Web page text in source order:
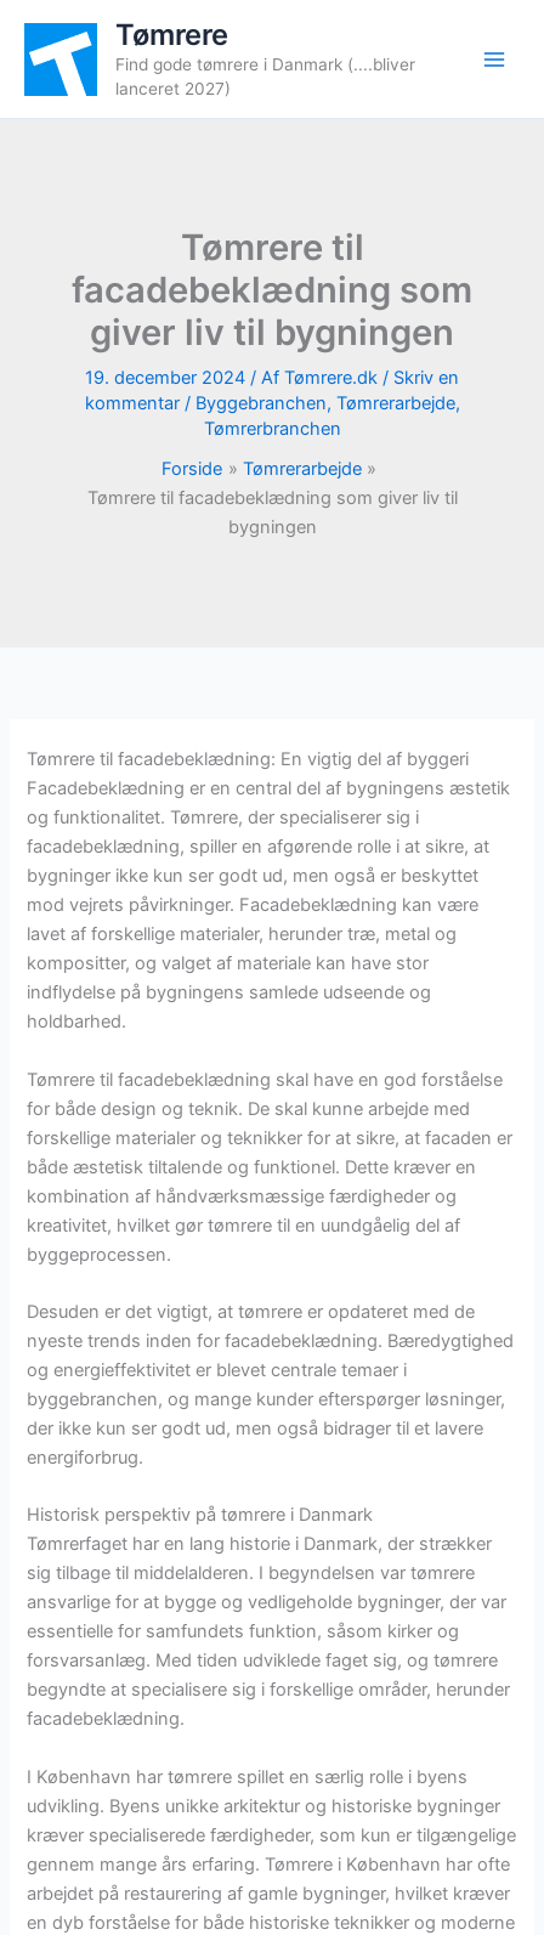
indholdet
Tømrere
Find gode tømrere i Danmark (....bliver
lanceret 2027)
Tømrere til
facadebeklædning som
giver liv til bygningen
19. december 2024 / Af Tømrere.dk / Skriv en
kommentar / Byggebranchen, Tømrerarbejde,
Tømrerbranchen
Forside
Tømrerarbejde
Tømrere til facadebeklædning som giver liv til
bygningen
Tømrere til facadebeklædning: En vigtig del af byggeri
Facadebeklædning er en central del af bygningens æstetik
og funktionalitet. Tømrere, der specialiserer sig i
facadebeklædning, spiller en afgørende rolle i at sikre, at
bygninger ikke kun ser godt ud, men også er beskyttet
mod vejrets påvirkninger. Facadebeklædning kan være
lavet af forskellige materialer, herunder træ, metal og
kompositter, og valget af materiale kan have stor
indflydelse på bygningens samlede udseende og
holdbarhed.
Tømrere til facadebeklædning skal have en god forståelse
for både design og teknik. De skal kunne arbejde med
forskellige materialer og teknikker for at sikre, at facaden er
både æstetisk tiltalende og funktionel. Dette kræver en
kombination af håndværksmæssige færdigheder og
kreativitet, hvilket gør tømrere til en uundgåelig del af
byggeprocessen.
Desuden er det vigtigt, at tømrere er opdateret med de
nyeste trends inden for facadebeklædning. Bæredygtighed
og energieffektivitet er blevet centrale temaer i
byggebranchen, og mange kunder efterspørger løsninger,
der ikke kun ser godt ud, men også bidrager til et lavere
energiforbrug.
Historisk perspektiv på tømrere i Danmark
Tømrerfaget har en lang historie i Danmark, der strækker
sig tilbage til middelalderen. I begyndelsen var tømrere
ansvarlige for at bygge og vedligeholde bygninger, der var
essentielle for samfundets funktion, såsom kirker og
forsvarsanlæg. Med tiden udviklede faget sig, og tømrere
begyndte at specialisere sig i forskellige områder, herunder
facadebeklædning.
I København har tømrere spillet en særlig rolle i byens
udvikling. Byens unikke arkitektur og historiske bygninger
kræver specialiserede færdigheder, som kun er tilgængelige
gennem mange års erfaring. Tømrere i København har ofte
arbejdet på restaurering af gamle bygninger, hvilket kræver
en dyb forståelse for både historiske teknikker og moderne